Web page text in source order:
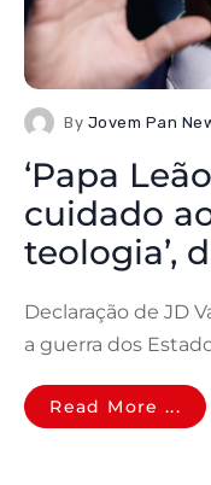
By Jovem Pan
‘Papa
cuidado
teologia’,
Declaração de JD
a guerra dos
Read More ...